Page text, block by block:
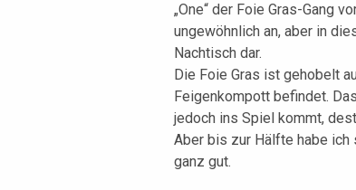
„One“ der Foie Gras-Gang
ungewöhnlich an, aber in
Nachtisch dar.
Die Foie Gras ist gehobelt
Feigenkompott befindet.
jedoch ins Spiel kommt,
Aber bis zur Hälfte habe ich
ganz gut.